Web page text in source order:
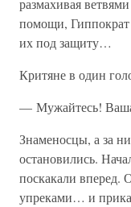
размахивая
помощи,
их под защиту…
Критяне в один
— Мужайтесь! Ваша
Знаменосцы, а за
остановились.
поскакали вперед.
упреками… и